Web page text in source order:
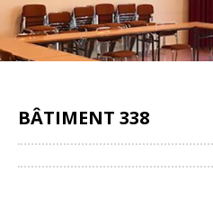
BÂTIMENT 338